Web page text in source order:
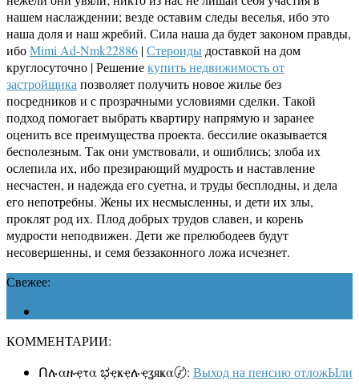
нашем наслаждении; везде оставим следы веселья, ибо это
наша доля и наш жребий. Сила наша да будет законом правды,
ибоMimi Ad-Nmk22886 |Стероиды доставкой на дом
круглосуточно | Решениекупить недвижимость от
застройщика позволяет получить новое жилье без
посредников и с прозрачными условиями сделки. Такой
подход помогает выбрать квартиру напрямую и заранее
оценить все преимущества проекта. бессилие оказывается
бесполезным. Так они умствовали, и ошиблись; злоба их
ослепила их, ибо презирающий мудрость и наставление
несчастен, и надежда его суетна, и труды бесплодны, и дела
его непотребны. Жены их несмысленны, и дети их злы,
проклят род их. Плод добрых трудов славен, и корень
мудрости неподвижен. Дети же прелюбодеев будут
несовершенны, и семя беззаконного ложа исчезнет.
Свежее:
КОММЕНТАРИИ:
Ոሉαዙҿτα ಭҿҝҿሉҿʓяҝα〄: Выход на пенсию отложЫли